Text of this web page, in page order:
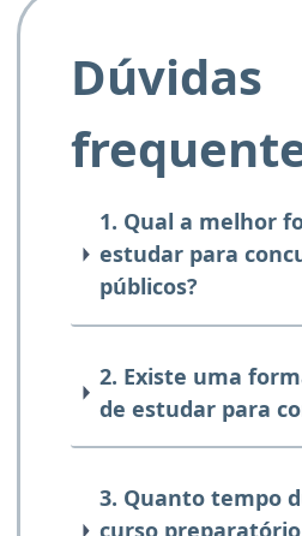
Dúvidas
1. Qual a melhor
estudar para
públicos?
2. Existe uma
de estudar para
3. Quanto tempo